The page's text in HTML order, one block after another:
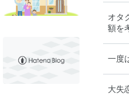
オタ
額を
一度
大失